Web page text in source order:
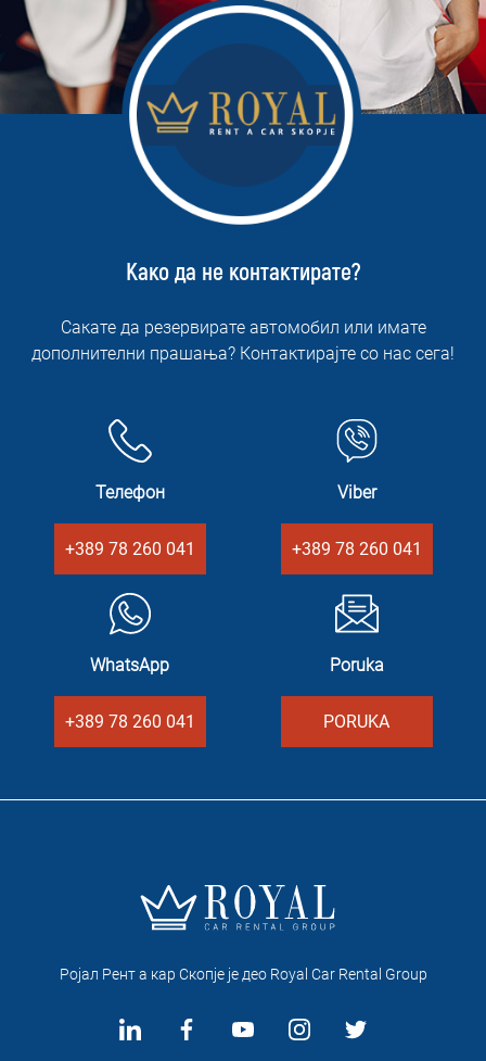
Како да не контактирате?
Сакате да резервирате автомобил или имате
дополнителни прашања? Контактирајте со нас сега!
Телефон
+389 78 260 041
Viber
+389 78 260 041
WhatsApp
+389 78 260 041
Poruka
PORUKA
Ројал Рент а кар Скопје je део Royal Car Rental Group